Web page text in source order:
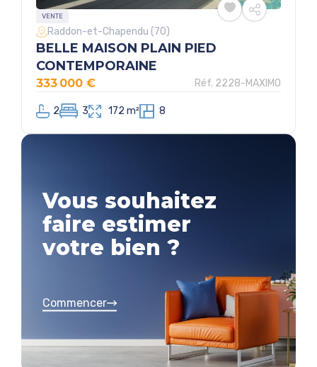
VENTE
Réf. 2228-MAXIMO
Raddon-et-Chapendu (70)
BELLE MAISON PLAIN PIED
CONTEMPORAINE
2 3 172 m² 8
333 000 €
Vous souhaitez
faire estimer
votre bien ?
Commencer